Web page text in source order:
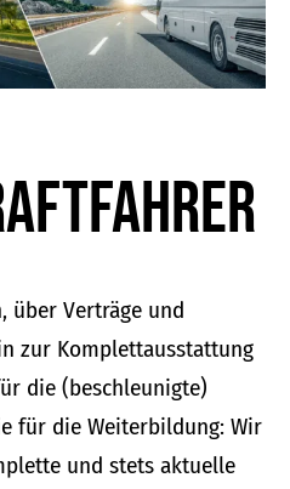
über Verträge und
zur Komplettausstattung
die (beschleunigte)
für die Weiterbildung: Wir
und stets aktuelle